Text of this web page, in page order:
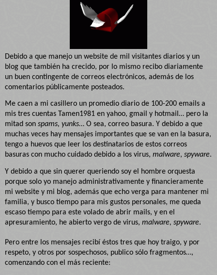
Debido a que manejo un website de mil visitantes diarios y un
blog que también ha crecido, por lo mismo recibo diariamente
un buen contingente de correos electrónicos, además de los
comentarios públicamente posteados.
Me caen a mi casillero un promedio diario de 100-200 emails a
mis tres cuentas Tamen1981 en yahoo, gmail y hotmail… pero la
mitad son spams, yunks… O sea, correo basura. Y debido a que
muchas veces hay mensajes importantes que se van en la basura,
tengo a huevos que leer los destinatarios de estos correos
basuras con mucho cuidado debido a los virus, malware, spyware.
Y debido a que sin querer queriendo soy el hombre orquesta
porque solo yo manejo administrativamente y financieramente
mi website y mi blog, además que echo verga para mantener mi
familia, y busco tiempo para mis gustos personales, me queda
escaso tiempo para este volado de abrir mails, y en el
apresuramiento, he abierto vergo de virus, malware, spyware.
Pero entre los mensajes recibí éstos tres que hoy traigo, y por
respeto, y otros por sospechosos, publico sólo fragmentos…,
comenzando con el más reciente: